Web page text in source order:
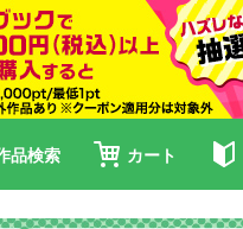
品検索 カート